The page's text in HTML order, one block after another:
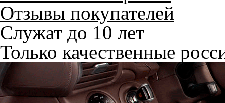
Отзывы покупателей
Служат до 10 лет
Только качественные